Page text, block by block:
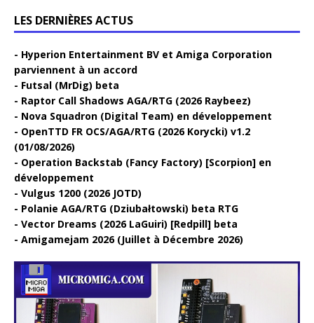
LES DERNIÈRES ACTUS
Hyperion Entertainment BV et Amiga Corporation
parviennent à un accord
Futsal (MrDig) beta
Raptor Call Shadows AGA/RTG (2026 Raybeez)
Nova Squadron (Digital Team) en développement
OpenTTD FR OCS/AGA/RTG (2026 Korycki) v1.2
(01/08/2026)
Operation Backstab (Fancy Factory) [Scorpion] en
développement
Vulgus 1200 (2026 JOTD)
Polanie AGA/RTG (Dziubałtowski) beta RTG
Vector Dreams (2026 LaGuiri) [Redpill] beta
Amigamejam 2026 (Juillet à Décembre 2026)